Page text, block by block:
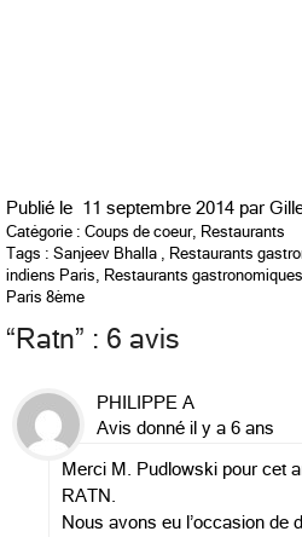
Publié le 11 septembre 2014 par
Catégorie : Coups de coeur, Restaurants
Tags : Sanjeev Bhalla Restaurants
indiens Paris Restaurants
Paris 8ème
“ Ratn” : 6 avis
PHILIPPE A
Avis donné il y a 6 ans
Merci M. Pudlowski pour cet
RATN.
Nous avons eu l’occasion de